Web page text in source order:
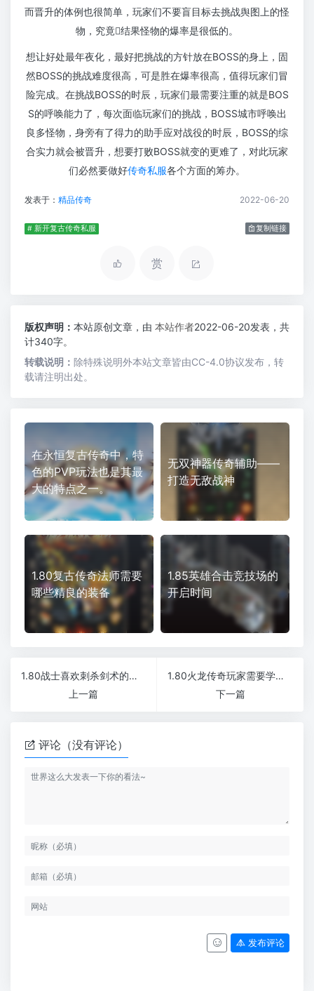
而晋升的体例也很简单，玩家们不要盲目标去挑战舆图上的怪
物，究竟结果怪物的爆率是很低的。
想让好处最年夜化，最好把挑战的方针放在BOSS的身上，固
然BOSS的挑战难度很高，可是胜在爆率很高，值得玩家们冒
险完成。在挑战BOSS的时辰，玩家们最需要注重的就是BOS
S的呼唤能力了，每次面临玩家们的挑战，BOSS城市呼唤出
良多怪物，身旁有了得力的助手应对战役的时辰，BOSS的综
合实力就会被晋升，想要打败BOSS就变的更难了，对此玩家
们必然要做好传奇私服各个方面的筹办。
发表于： 精品传奇 2022-06-20
# 新开复古传奇私服 复制链接
赏
版权声明： 本站原创文章，由 本站作者2022-06-20发表，共
计340字。
转载说明： 除特殊说明外本站文章皆由CC-4.0协议发布，转
载请注明出处。
在永恒复古传奇中，特
色的PVP玩法也是其最
大的特点之一。
无双神器传奇辅助——
打造无敌战神
1.80复古传奇法师需要
哪些精良的装备
1.85英雄合击竞技场的
开启时间
1.80战士喜欢刺杀剑术的原因是什么
上一篇
1.80火龙传奇玩家需要学习躲避吗
下一篇
评论（没有评论）
发布评论